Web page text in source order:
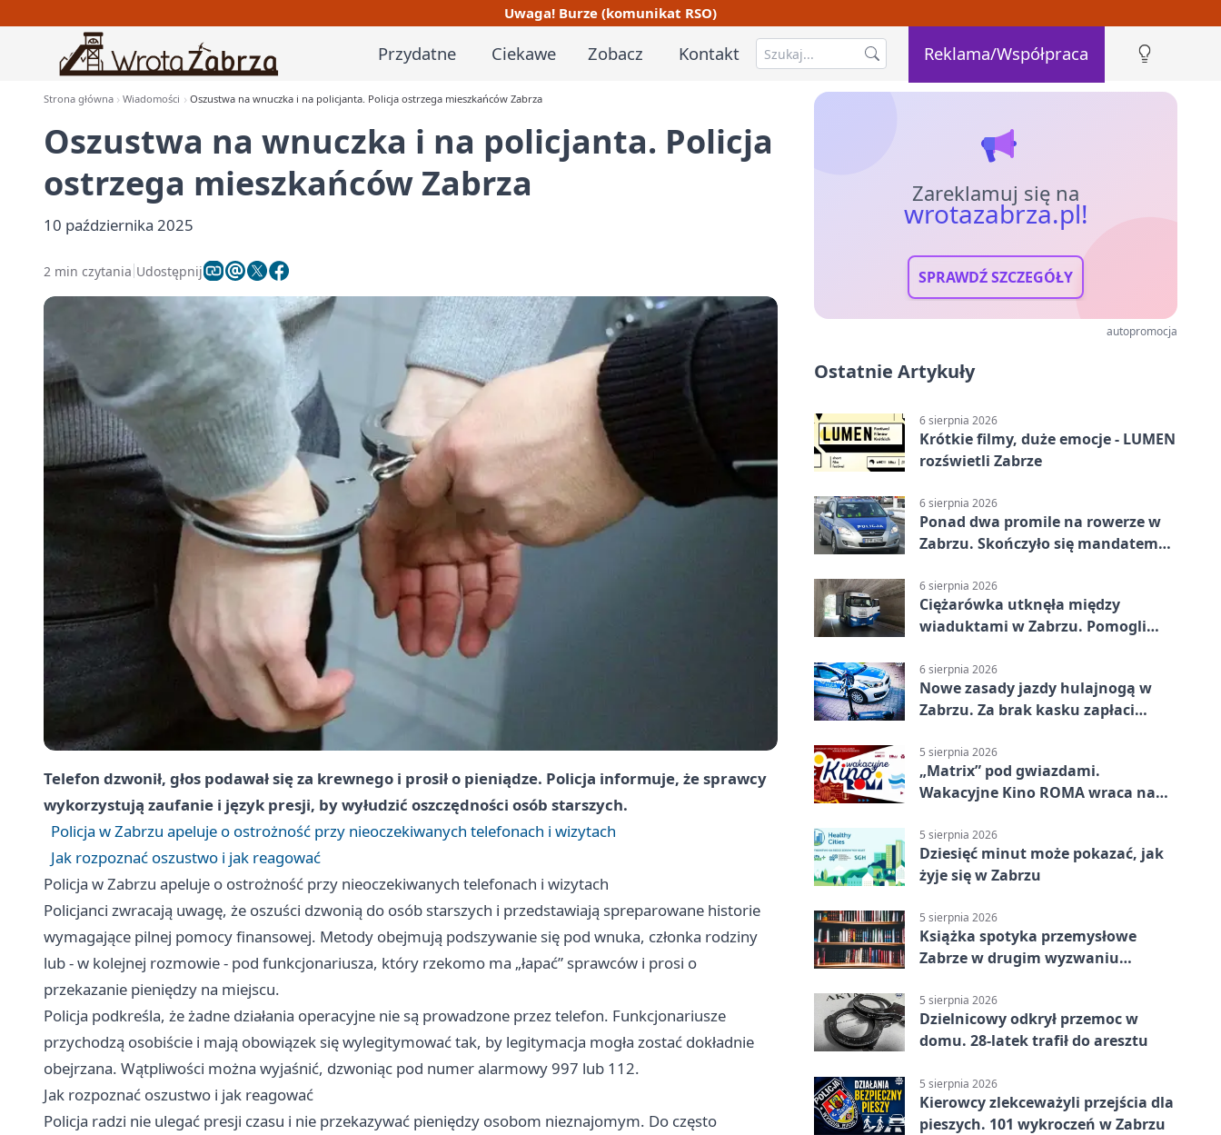
Uwaga! Burze (komunikat RSO)
Przydatne Ciekawe Zobacz Kontakt Reklama/Współpraca
Strona główna Wiadomości Oszustwa na wnuczka i na policjanta. Policja ostrzega mieszkańców Zabrza
Oszustwa na wnuczka i na policjanta. Policja
ostrzega mieszkańców Zabrza
10 października 2025
2 min czytania Udostępnij
Telefon dzwonił, głos podawał się za krewnego i prosił o pieniądze. Policja informuje, że sprawcy
wykorzystują zaufanie i język presji, by wyłudzić oszczędności osób starszych.
Policja w Zabrzu apeluje o ostrożność przy nieoczekiwanych telefonach i wizytach
Jak rozpoznać oszustwo i jak reagować
Policja w Zabrzu apeluje o ostrożność przy nieoczekiwanych telefonach i wizytach
Policjanci zwracają uwagę, że oszuści dzwonią do osób starszych i przedstawiają spreparowane historie
wymagające pilnej pomocy finansowej. Metody obejmują podszywanie się pod wnuka, członka rodziny
lub - w kolejnej rozmowie - pod funkcjonariusza, który rzekomo ma „łapać” sprawców i prosi o
przekazanie pieniędzy na miejscu.
Policja podkreśla, że żadne działania operacyjne nie są prowadzone przez telefon. Funkcjonariusze
przychodzą osobiście i mają obowiązek się wylegitymować tak, by legitymacja mogła zostać dokładnie
obejrzana. Wątpliwości można wyjaśnić, dzwoniąc pod numer alarmowy 997 lub 112.
Jak rozpoznać oszustwo i jak reagować
Policja radzi nie ulegać presji czasu i nie przekazywać pieniędzy osobom nieznajomym. Do często
Zareklamuj się na
wrotazabrza.pl!
SPRAWDŹ SZCZEGÓŁY
autopromocja
Ostatnie Artykuły
6 sierpnia 2026
Krótkie filmy, duże emocje - LUMEN
rozświetli Zabrze
6 sierpnia 2026
Ponad dwa promile na rowerze w
Zabrzu. Skończyło się mandatem
6 sierpnia 2026
Ciężarówka utknęła między
wiaduktami w Zabrzu. Pomogli
6 sierpnia 2026
Nowe zasady jazdy hulajnogą w
Zabrzu. Za brak kasku zapłaci
5 sierpnia 2026
„Matrix” pod gwiazdami.
Wakacyjne Kino ROMA wraca na
5 sierpnia 2026
Dziesięć minut może pokazać, jak
żyje się w Zabrzu
5 sierpnia 2026
Książka spotyka przemysłowe
Zabrze w drugim wyzwaniu
5 sierpnia 2026
Dzielnicowy odkrył przemoc w
domu. 28-latek trafił do aresztu
5 sierpnia 2026
Kierowcy zlekceważyli przejścia dla
pieszych. 101 wykroczeń w Zabrzu